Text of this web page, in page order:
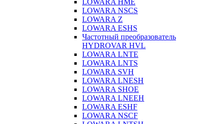
LOWARA HME
LOWARA NSCS
LOWARA Z
LOWARA ESHS
Частотный преобразователь
HYDROVAR HVL
LOWARA LNTE
LOWARA LNTS
LOWARA SVH
LOWARA LNESH
LOWARA SHOE
LOWARA LNEEH
LOWARA ESHF
LOWARA NSCF